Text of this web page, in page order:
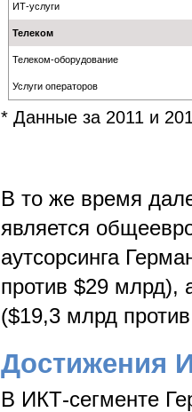
ИТ-услуги
Телеком
Телеком-оборудование
Услуги операторов
* Данные за 2011 и
В то же время
является
аутсорсинга
против $29 млрд),
($19,3 млрд
Достижения
В ИКТ-сегменте